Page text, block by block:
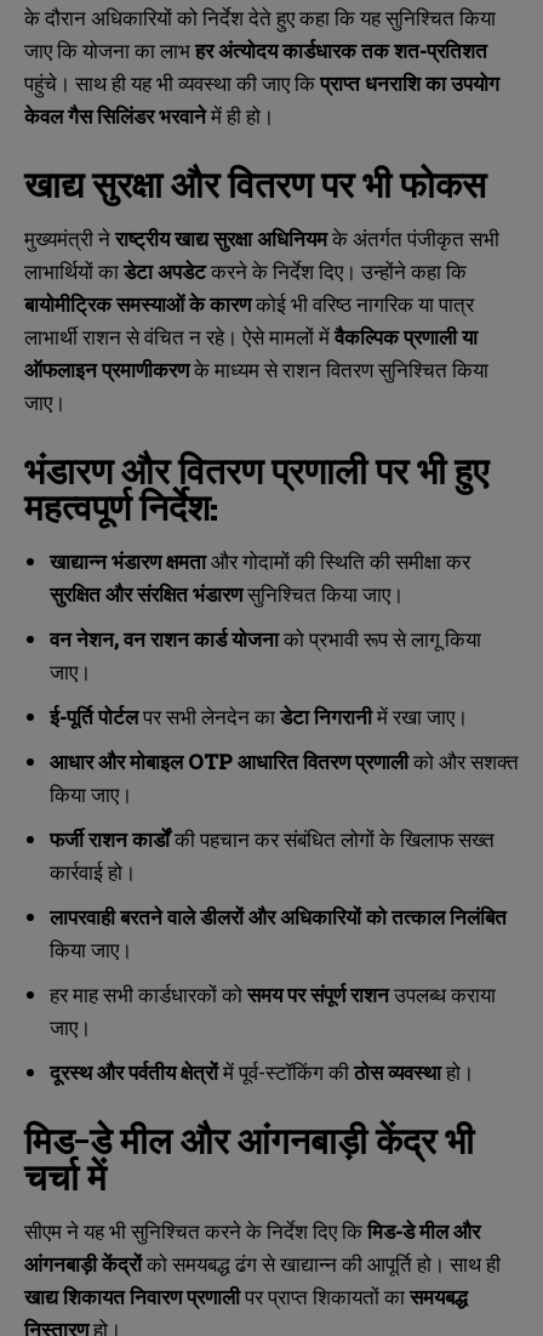
N
a
m
N
a
m
के दौरान अधिकारियों को निर्देश देते हुए कहा कि यह सुनिश्चित किया
जाए कि योजना का लाभहर अंत्योदय कार्डधारक तक शत-प्रतिशत
पहुंचे। साथ ही यह भी व्यवस्था की जाए किप्राप्त धनराशि का उपयोग
केवल गैस सिलिंडर भरवानेमें ही हो।
खाद्य सुरक्षा और वितरण पर भी फोकस
मुख्यमंत्री नेराष्ट्रीय खाद्य सुरक्षा अधिनियमके अंतर्गत पंजीकृत सभी
लाभार्थियों काडेटा अपडेटकरने के निर्देश दिए। उन्होंने कहा कि
बायोमीट्रिक समस्याओं के कारणकोई भी वरिष्ठ नागरिक या पात्र
लाभार्थी राशन से वंचित न रहे। ऐसे मामलों मेंवैकल्पिक प्रणाली या
ऑफलाइन प्रमाणीकरणके माध्यम से राशन वितरण सुनिश्चित किया
जाए।
भंडारण और वितरण प्रणाली पर भी हुए
महत्वपूर्ण निर्देश:
खाद्यान्न भंडारण क्षमताऔर गोदामों की स्थिति की समीक्षा कर
सुरक्षित और संरक्षित भंडारणसुनिश्चित किया जाए।
वन नेशन,वन राशन कार्ड योजनाको प्रभावी रूप से लागू किया
जाए।
ई-पूर्ति पोर्टलपर सभी लेनदेन काडेटा निगरानीमें रखा जाए।
आधार और मोबाइल OTPआधारित वितरण प्रणालीको और सशक्त
किया जाए।
फर्जी राशन कार्डोंकी पहचान कर संबंधित लोगों के खिलाफ सख्त
कार्रवाई हो।
लापरवाही बरतने वाले डीलरों और अधिकारियों को तत्काल निलंबित
किया जाए।
हर माह सभी कार्डधारकों कोसमय पर संपूर्ण राशनउपलब्ध कराया
जाए।
दूरस्थ और पर्वतीय क्षेत्रोंमें पूर्व-स्टॉकिंग कीठोस व्यवस्थाहो।
मिड-डे मील और आंगनबाड़ी केंद्र भी
चर्चा में
सीएम ने यह भी सुनिश्चित करने के निर्देश दिए किमिड-डे मील और
आंगनबाड़ी केंद्रोंको समयबद्ध ढंग से खाद्यान्न की आपूर्ति हो। साथ ही
खाद्य शिकायत निवारण प्रणालीपर प्राप्त शिकायतों कासमयबद्ध
निस्तारणहो।